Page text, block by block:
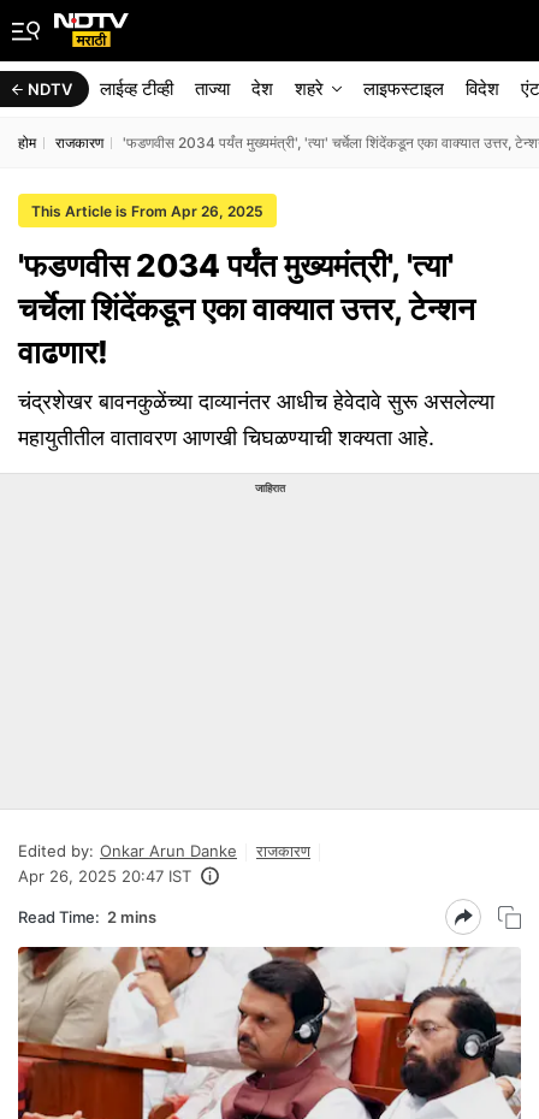
NDTV लाईव्ह टीव्ही ताज्या देश शहरे लाइफस्टाइल विदेश
होम राजकारण 'फडणवीस 2034 पर्यंत मुख्यमंत्री', 'त्या' चर्चेला शिंदेंकडून एका वाक्यात उत्तर,
This Article is From Apr 26, 2025
'फडणवीस 2034 पर्यंत मुख्यमंत्री', 'त्या'
चर्चेला शिंदेंकडून एका वाक्यात उत्तर, टेन्शन
वाढणार!
चंद्रशेखर बावनकुळेंच्या दाव्यानंतर आधीच हेवेदावे सुरू असलेल्या
महायुतीतील वातावरण आणखी चिघळण्याची शक्यता आहे.
जाहिरात
Edited by: Onkar Arun Danke
राजकारण
Apr 26, 2025 20:47 IST
Read Time: 2 mins